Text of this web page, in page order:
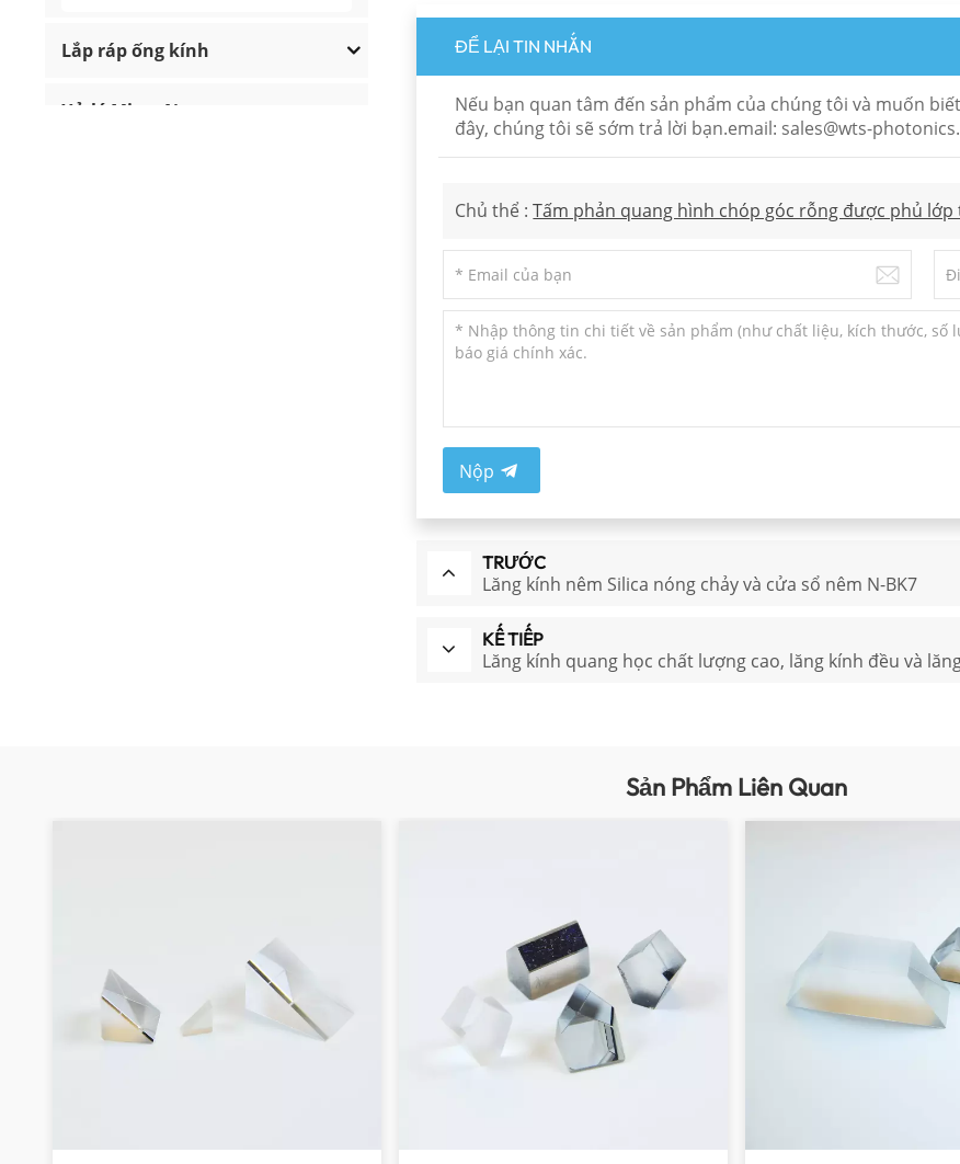
Lắp ráp ống kính
Xử lý Micro Nano
Gương lưỡng sắc đa
băng tần
ĐỂ LẠI TIN NHẮN
Nếu bạn quan tâm đến sản phẩm của chúng tôi và muốn
đây, chúng tôi sẽ sớm trả lời bạn.email: sales@wts-
Chủ thể :Tấm phản quang hình chóp góc rỗng được phủ lớp
Nộp
TRƯỚC
Lăng kính nêm Silica nóng chảy và cửa sổ nêm N-BK7
KẾ TIẾP
Lăng kính quang học chất lượng cao, lăng kính đều và
Sản Phẩm Liên Quan